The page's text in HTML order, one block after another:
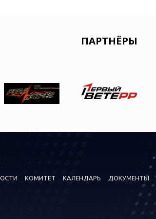
ПАРТНЁРЫ
КОМИТЕТ КАЛЕНДАРЬ ДОКУМЕНТЫ